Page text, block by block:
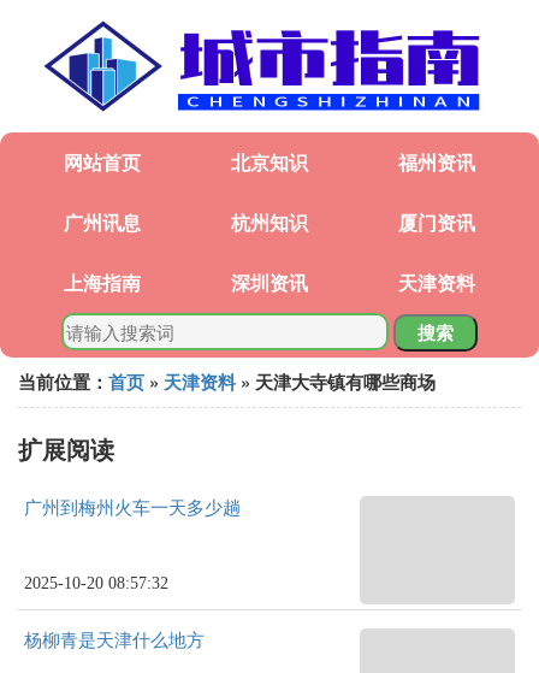
网站首页 北京知识 福州资讯
广州讯息 杭州知识 厦门资讯
上海指南 深圳资讯 天津资料
搜索
当前位置： 首页 » 天津资料 » 天津大寺镇有哪些商场
扩展阅读
广州到梅州火车一天多少趟
2025-10-20 08:57:32
杨柳青是天津什么地方